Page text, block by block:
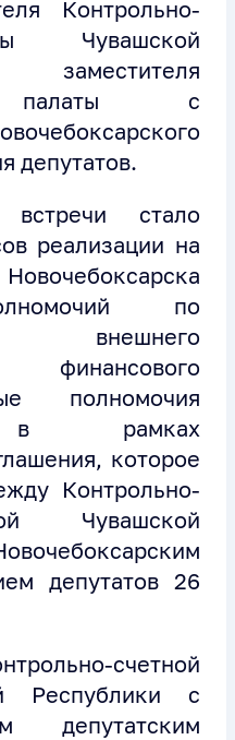
Контрольно-
Чувашской
палаты с
депутатов.
стало
реализации на
по
внешнего
финансового
полномочия
в рамках
которое
Контрольно-
Чувашской
депутатов 26
счетной
Республики с
депутатским